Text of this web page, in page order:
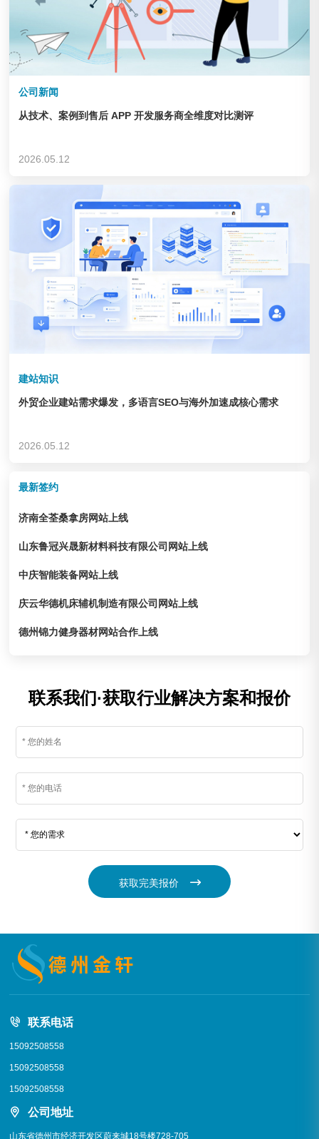
企业&集团
公司新闻
从技术、案例到售后 APP 开发服务商全维度对比测评
2026.05.12
建站知识
外贸企业建站需求爆发，多语言SEO与海外加速成核心需求
2026.05.12
最新签约
济南全荃桑拿房网站上线
山东鲁冠兴晟新材料科技有限公司网站上线
中庆智能装备网站上线
庆云华德机床辅机制造有限公司网站上线
德州锦力健身器材网站合作上线
联系我们·获取行业解决方案和报价
获取完美报价
联系电话
15092508558
15092508558
15092508558
公司地址
山东省德州市经济开发区蔚来城18号楼728-705